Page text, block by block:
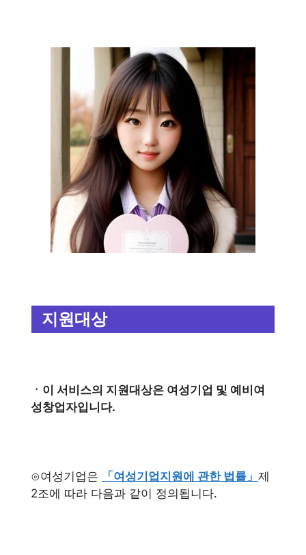
지원대상
ㆍ이 서비스의 지원대상은 여성기업 및 예비여
성창업자입니다.
⊙여성기업은 「여성기업지원에 관한 법률」 제
2조에 따라 다음과 같이 정의됩니다.